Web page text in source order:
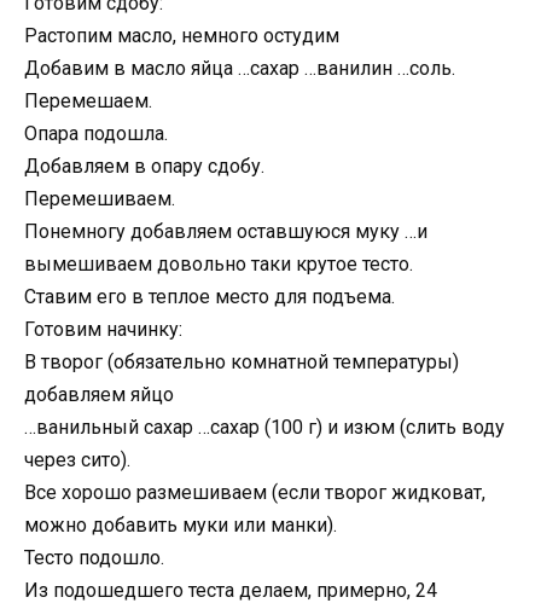
Растопим масло, немного остудим
Добавим в масло яйца …сахар …ванилин …соль.
Перемешаем.
Опара подошла.
Добавляем в опару сдобу.
Перемешиваем.
Понемногу добавляем оставшуюся муку …и
вымешиваем довольно таки крутое тесто.
Ставим его в теплое место для подъема.
Готовим начинку:
В творог (обязательно комнатной температуры)
добавляем яйцо
…ванильный сахар …сахар (100 г) и изюм (слить воду
через сито).
Все хорошо размешиваем (если творог жидковат,
можно добавить муки или манки).
Тесто подошло.
Из подошедшего теста делаем, примерно, 24